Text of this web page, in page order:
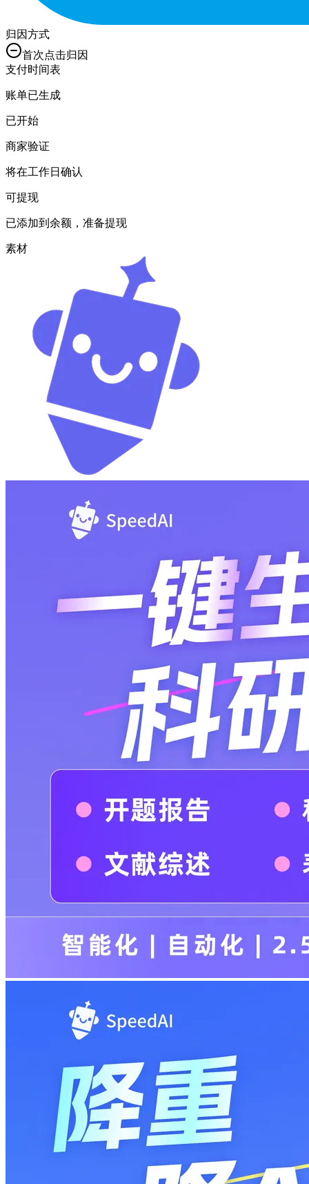
归因方式
首次点击归因
支付时间表
账单已生成
已开始
商家验证
将在工作日确认
可提现
已添加到余额，准备提现
素材